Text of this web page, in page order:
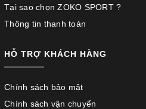
Tại sao chọn ZOKO SPORT ?
Thông tin thanh toán
HỖ TRỢ KHÁCH HÀNG
Chính sách bảo mật
Chính sách vận chuyển